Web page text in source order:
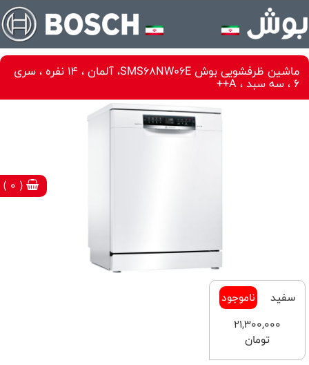
( 0 )
ماشین ظرفشویی بوش SMS68NW06E، آلمان ، 14 نفره ، سری
6 ، سه سبد ، A++
سفید
ناموجود
21,300,000
تومان